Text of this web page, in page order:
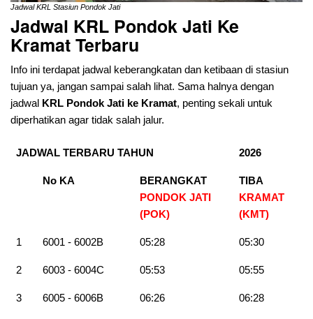
Jadwal KRL Stasiun Pondok Jati
Jadwal KRL Pondok Jati Ke
KramatTerbaru
Info ini terdapat jadwal keberangkatan dan ketibaan di stasiun
tujuan ya, jangan sampai salah lihat. Sama halnya dengan
jadwal KRL Pondok Jati ke Kramat, penting sekali untuk
diperhatikan agar tidak salah jalur.
JADWAL TERBARU TAHUN 2026
No KA
BERANGKAT
PONDOK JATI
(POK)
TIBA
KRAMAT
(KMT)
1 6001 - 6002B 05:28 05:30
2 6003 - 6004C 05:53 05:55
3 6005 - 6006B 06:26 06:28